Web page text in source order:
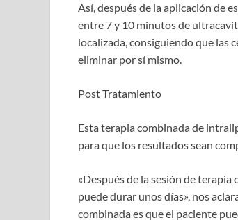
Así, después de la aplicación de
entre 7 y 10 minutos de
localizada, consiguiendo que las
eliminar por sí mismo.
Post Tratamiento
Esta terapia combinada de
para que los resultados sean
«Después de la sesión de
puede durar unos días», nos
combinada es que el paciente